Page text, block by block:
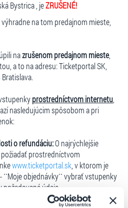
Bystrica , jeZRUŠENÉ!
na tom predajnom mieste,
nazrušenom predajnom mieste,
a to na adresu: Ticketportal SK,
prostredníctvom internetu
nasledujúcim spôsobom a pri
o refundáciu:O najrýchlejšie
prostredníctvom
www.ticketportal.sk , v ktorom je
``Moje objednávky`` vybrať vstupenky
údaje.
bez registrácie, odporúčame,